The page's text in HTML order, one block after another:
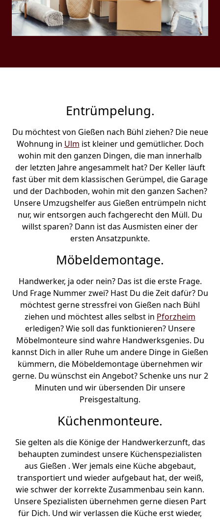
Entrümpelung.
Du möchtest von Gießen nach Bühl ziehen? Die neue
Wohnung in Ulm ist kleiner und gemütlicher. Doch
wohin mit den ganzen Dingen, die man innerhalb
der letzten Jahre angesammelt hat? Der Keller läuft
fast über mit dem klassischen Gerümpel, die Garage
und der Dachboden, wohin mit den ganzen Sachen?
Unsere Umzugshelfer aus Gießen entrümpeln nicht
nur, wir entsorgen auch fachgerecht den Müll. Du
willst sparen? Dann ist das Ausmisten einer der
ersten Ansatzpunkte.
Möbeldemontage.
Handwerker, ja oder nein? Das ist die erste Frage.
Und Frage Nummer zwei? Hast Du die Zeit dafür? Du
möchtest gerne stressfrei von Gießen nach Bühl
ziehen und möchtest alles selbst in Pforzheim
erledigen? Wie soll das funktionieren? Unsere
Möbelmonteure sind wahre Handwerksgenies. Du
kannst Dich in aller Ruhe um andere Dinge in Gießen
kümmern, die Möbeldemontage übernehmen wir
gerne. Du wünschst ein Angebot? Schenke uns nur 2
Minuten und wir übersenden Dir unsere
Preisgestaltung.
Küchenmonteure.
Sie gelten als die Könige der Handwerkerzunft, das
behaupten zumindest unsere Küchenspezialisten
aus Gießen . Wer jemals eine Küche abgebaut,
transportiert und wieder aufgebaut hat, der weiß,
wie schwer der korrekte Zusammenbau sein kann.
Unsere Spezialisten übernehmen gerne diesen Part
für Dich. Und wir verlassen die Küche erst wieder,